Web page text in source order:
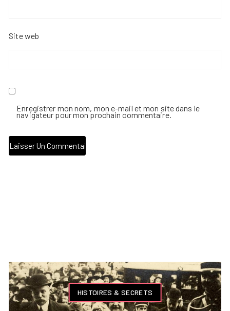
Site web
Enregistrer mon nom, mon e-mail et mon site dans le
navigateur pour mon prochain commentaire.
HISTOIRES & SECRETS